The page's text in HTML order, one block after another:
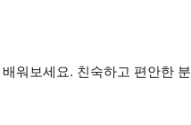
워보세요. 친숙하고 편안한 분